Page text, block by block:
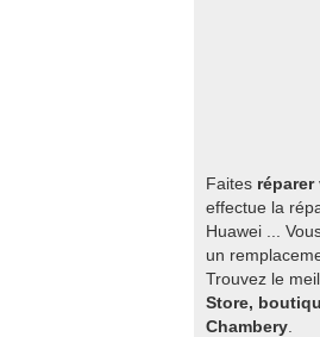
Faites
effectue la
Huawei ...
un
Trouvez le
Store,
Chambery